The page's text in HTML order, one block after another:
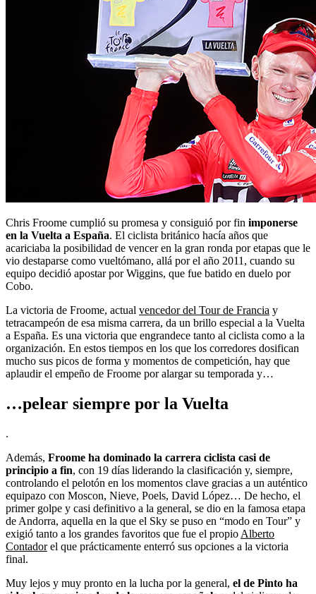
Chris Froome cumplió su promesa y consiguió por fin imponerse
en la Vuelta a España. El ciclista británico hacía años que
acariciaba la posibilidad de vencer en la gran ronda por etapas que le
vio destaparse como vueltómano, allá por el año 2011, cuando su
equipo decidió apostar por Wiggins, que fue batido en duelo por
Cobo.
La victoria de Froome, actual vencedor del Tour de Francia y
tetracampeón de esa misma carrera, da un brillo especial a la Vuelta
a España. Es una victoria que engrandece tanto al ciclista como a la
organización. En estos tiempos en los que los corredores dosifican
mucho sus picos de forma y momentos de competición, hay que
aplaudir el empeño de Froome por alargar su temporada y…
…pelear siempre por la Vuelta
.
Además, Froome ha dominado la carrera ciclista casi de
principio a fin, con 19 días liderando la clasificación y, siempre,
controlando el pelotón en los momentos clave gracias a un auténtico
equipazo con Moscon, Nieve, Poels, David López… De hecho, el
primer golpe y casi definitivo a la general, se dio en la famosa etapa
de Andorra, aquella en la que el Sky se puso en “modo en Tour” y
exigió tanto a los grandes favoritos que fue el propio Alberto
Contadorel que prácticamente enterró sus opciones a la victoria
final.
Muy lejos y muy pronto en la lucha por la general, el de Pinto ha